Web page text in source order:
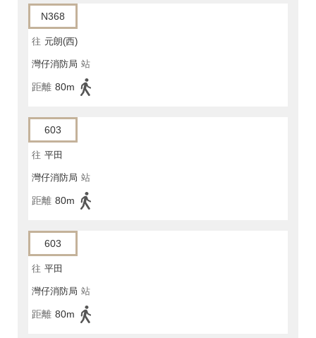
N368
往 元朗(西)
灣仔消防局 站
距離 80m
603
往 平田
灣仔消防局 站
距離 80m
603
往 平田
灣仔消防局 站
距離 80m